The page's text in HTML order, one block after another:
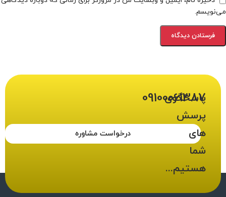
می‌نویسم.
درخواست مشاوره
پاسخگوی
پرسش
های
شما
هستیم...
09100061387